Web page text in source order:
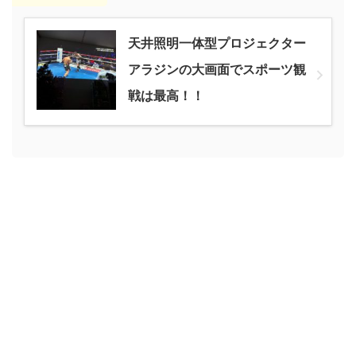
天井照明一体型プロジェクター
アラジンの大画面でスポーツ観
戦は最高！！